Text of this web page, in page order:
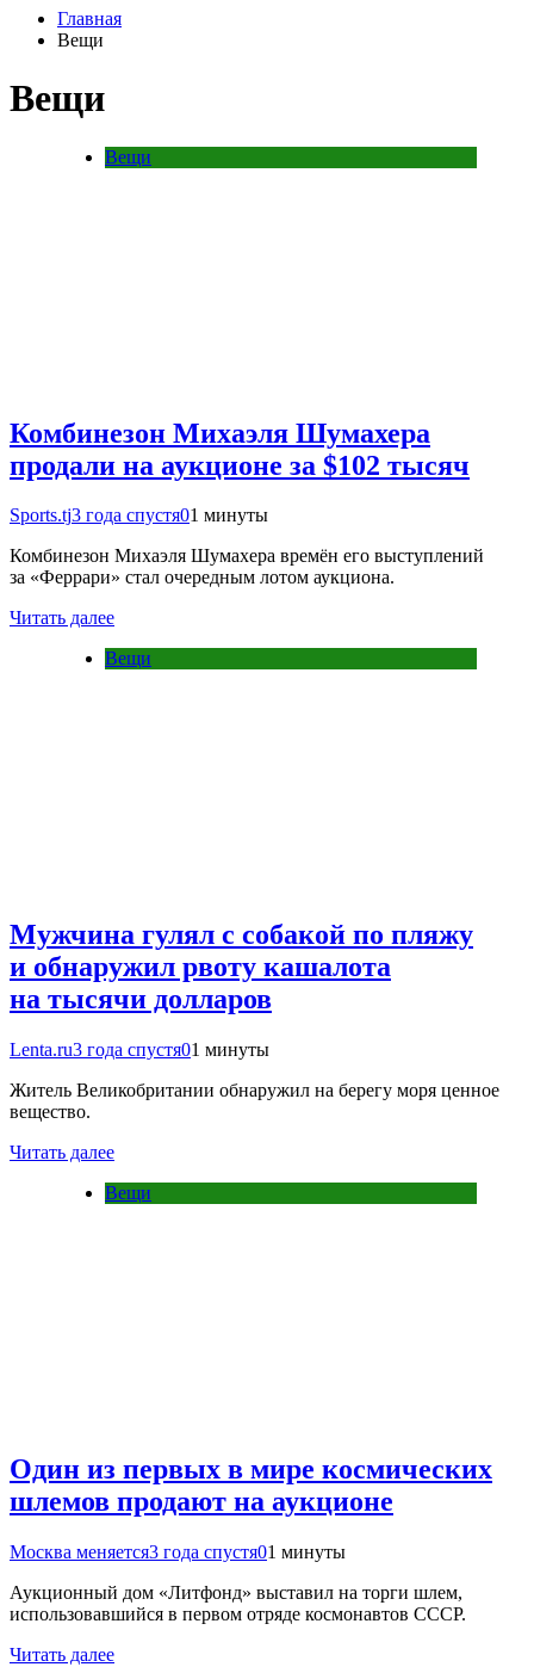
Главная
Вещи
Вещи
Вещи
Комбинезон Михаэля Шумахера
продали на аукционе за $102 тысяч
Sports.tj3 года спустя01 минуты
Комбинезон Михаэля Шумахера времён его выступлений
за «Феррари» стал очередным лотом аукциона.
Читать далее
Вещи
Мужчина гулял с собакой по пляжу
и обнаружил рвоту кашалота
на тысячи долларов
Lenta.ru3 года спустя01 минуты
Житель Великобритании обнаружил на берегу моря ценное
вещество.
Читать далее
Вещи
Один из первых в мире космических
шлемов продают на аукционе
Москва меняется3 года спустя01 минуты
Аукционный дом «Литфонд» выставил на торги шлем,
использовавшийся в первом отряде космонавтов СССР.
Читать далее